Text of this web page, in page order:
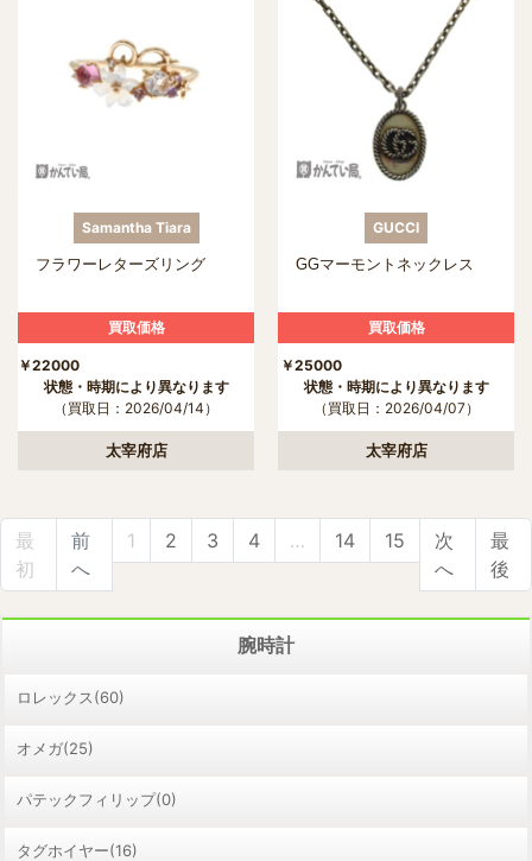
Samantha Tiara
フラワーレターズリング
買取価格
￥22000
状態・時期により異なります
（買取日：2026/04/14）
太宰府店
GUCCI
GGマーモントネックレス
買取価格
￥25000
状態・時期により異なります
（買取日：2026/04/07）
太宰府店
最
初
前
へ
1 2 3 4 … 14 15
次
へ
最
後
腕時計
ロレックス(60)
オメガ(25)
パテックフィリップ(0)
タグホイヤー(16)